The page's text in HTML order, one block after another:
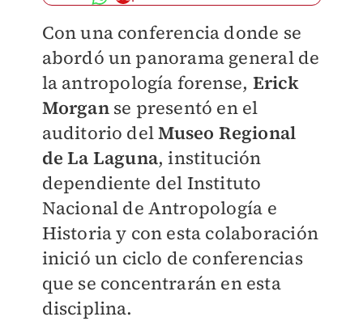
Con una conferencia donde se
abordó un panorama general de
la antropología forense, Erick
Morganse presentó en el
auditorio delMuseo Regional
de La Laguna, institución
dependiente del Instituto
Nacional de Antropología e
Historia y con esta colaboración
inició un ciclo de conferencias
que se concentrarán en esta
disciplina.